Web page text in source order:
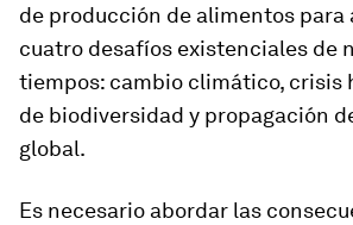
de producción de alimentos para
cuatro desafíos existenciales de
tiempos: cambio climático, crisis
de biodiversidad y propagación
global.
Es necesario abordar las